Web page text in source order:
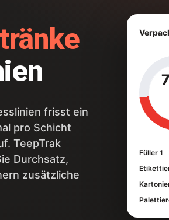
frisst ein
pro Schicht
TeepTrak
Durchsatz,
zusätzliche
Füller 1